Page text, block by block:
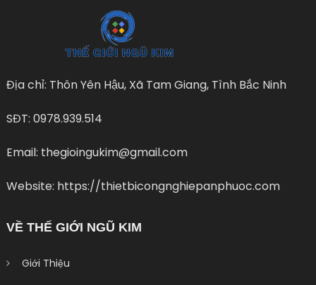
Địa chỉ: Thôn Yên Hậu, Xã Tam Giang, Tình Bắc Ninh
SĐT: 0978.939.514
Email: thegioingukim@gmail.com
Website: https://thietbicongnghiepanphuoc.com
VỀ THẾ GIỚI NGŨ KIM
Giới Thiệu